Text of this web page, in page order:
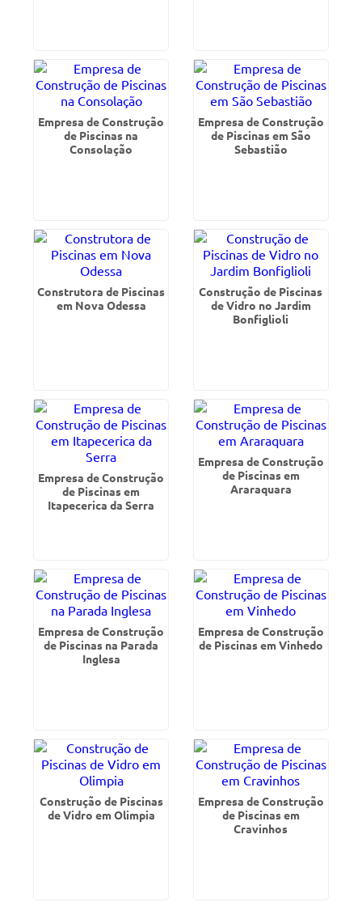
Empresa de Construção
de Piscinas na
Consolação
Empresa de Construção
de Piscinas em São
Sebastião
Construtora de Piscinas
em Nova Odessa
Construção de Piscinas
de Vidro no Jardim
Bonfiglioli
Empresa de Construção
de Piscinas em
Itapecerica da Serra
Empresa de Construção
de Piscinas em
Araraquara
Empresa de Construção
de Piscinas na Parada
Inglesa
Empresa de Construção
de Piscinas em Vinhedo
Construção de Piscinas
de Vidro em Olimpia
Empresa de Construção
de Piscinas em
Cravinhos